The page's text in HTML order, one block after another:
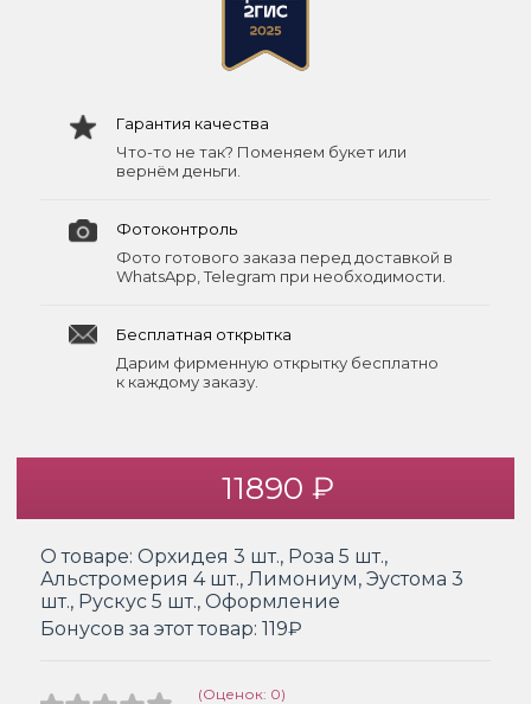
Гарантия качества
Что-то не так? Поменяем букет или
вернём деньги.
Фотоконтроль
Фото готового заказа перед доставкой в
WhatsApp, Telegram при необходимости.
Бесплатная открытка
Дарим фирменную открытку бесплатно
к каждому заказу.
11890 ₽
О товаре: Орхидея 3 шт., Роза 5 шт.,
Альстромерия 4 шт., Лимониум, Эустома 3
шт., Рускус 5 шт., Оформление
Бонусов за этот товар: 119₽
(Оценок: 0)